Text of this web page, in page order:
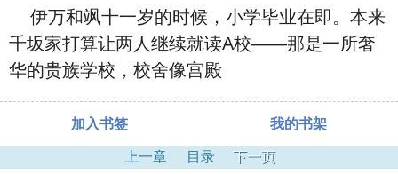
伊万和飒十一岁的时候，小学毕业在即。本来
千坂家打算让两人继续就读A校——那是一所奢
华的贵族学校，校舍像宫殿
加入书签 我的书架
上一章 目录 下一页